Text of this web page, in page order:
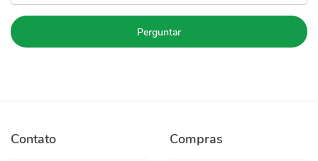
Perguntar
Contato Compras